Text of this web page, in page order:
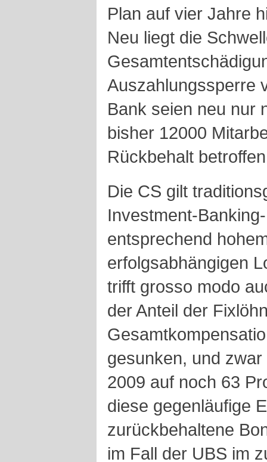
Plan auf vier Jahre
Neu liegt die
Auszahlungssperre
Bank seien neu nur
bisher 12000
Rückbehalt
Die CS gilt
Investment-
entsprechend
erfolgsabhängigen
trifft grosso modo
der Anteil der
gesunken, und
2009 auf noch 63
diese gegenläufige
zurückbehaltene
im Fall der UBS im